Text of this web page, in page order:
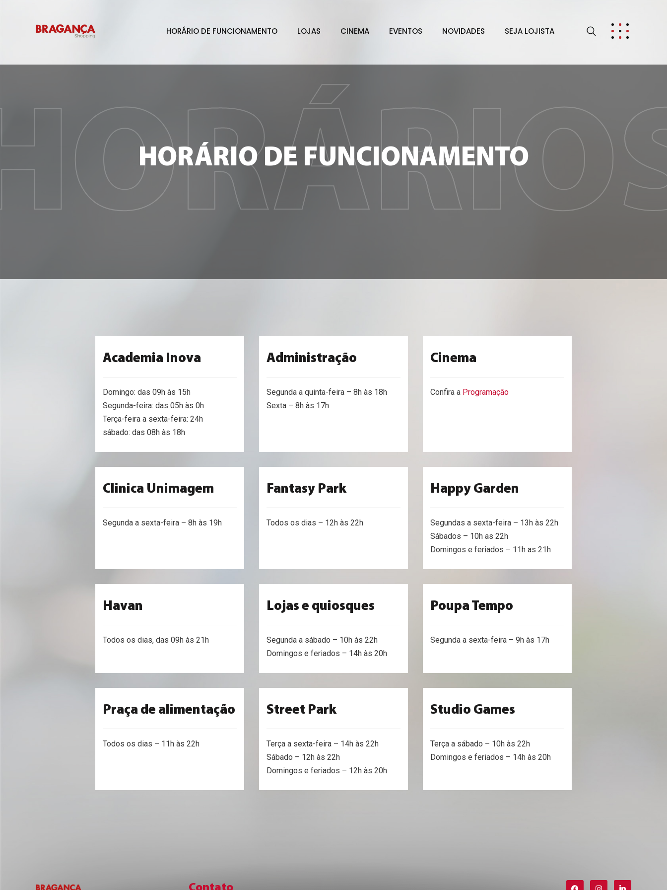
HORÁRIO DE FUNCIONAMENTO LOJAS CINEMA EVENTOS NOVIDADES SEJA LOJISTA
HORÁRIO DE FUNCIONAMENTO
Academia Inova
Domingo: das 09h às 15h
Segunda-feira: das 05h às 0h
Terça-feira a sexta-feira: 24h
sábado: das 08h às 18h
Administração
Segunda a quinta-feira – 8h às 18h
Sexta – 8h às 17h
Cinema
Confira a Programação
Clinica Unimagem
Segunda a sexta-feira – 8h às 19h
Fantasy Park
Todos os dias – 12h às 22h
Happy Garden
Segundas a sexta-feira – 13h às 22h
Sábados – 10h as 22h
Domingos e feriados – 11h as 21h
Havan
Todos os dias, das 09h às 21h
Lojas e quiosques
Segunda a sábado – 10h às 22h
Domingos e feriados – 14h às 20h
Poupa Tempo
Segunda a sexta-feira – 9h às 17h
Praça de alimentação
Todos os dias – 11h às 22h
Street Park
Terça a sexta-feira – 14h às 22h
Sábado – 12h às 22h
Domingos e feriados – 12h às 20h
Studio Games
Terça a sábado – 10h às 22h
Domingos e feriados – 14h às 20h